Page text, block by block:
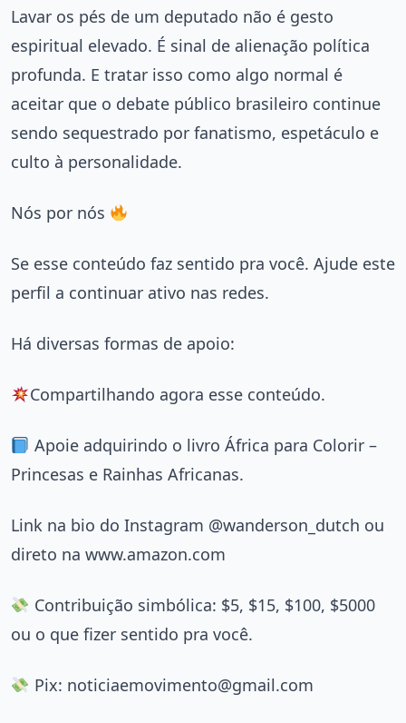
Lavar os pés de um deputado não é gesto
espiritual elevado. É sinal de alienação política
profunda. E tratar isso como algo normal é
aceitar que o debate público brasileiro continue
sendo sequestrado por fanatismo, espetáculo e
culto à personalidade.
Nós por nós
Se esse conteúdo faz sentido pra você. Ajude este
perfil a continuar ativo nas redes.
Há diversas formas de apoio:
Compartilhando agora esse conteúdo.
Apoie adquirindo o livro África para Colorir –
Princesas e Rainhas Africanas.
Link na bio do Instagram @wanderson_dutch ou
direto na www.amazon.com
Contribuição simbólica: $5, $15, $100, $5000
ou o que fizer sentido pra você.
Pix: noticiaemovimento@gmail.com